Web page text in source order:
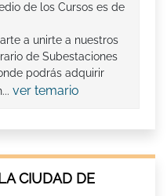
de los Cursos es de
a unirte a nuestros
de Subestaciones
podrás adquirir
ver temario
CIUDAD DE